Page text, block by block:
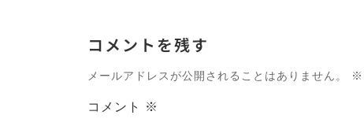
コメントを残す
メールアドレスが公開されることはありません。 ※
コメント ※